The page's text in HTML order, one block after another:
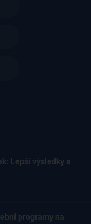
Lepší výsledky a
programy na